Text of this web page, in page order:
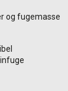
og fugemasse